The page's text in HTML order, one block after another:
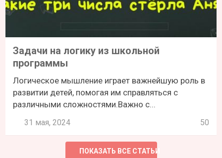
Задачи на логику из школьной
программы
Логическое мышление играет важнейшую роль в
развитии детей, помогая им справляться с
различными сложностями.Важно с...
31 мая, 2024 50
ПОКАЗАТЬ ВСЕ СТАТЬИ